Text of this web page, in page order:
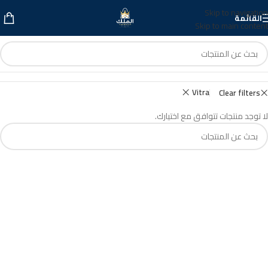
Skip to navigation
Skip to main content
القائمة
Clear filters
Vitra
لا توجد منتجات تتوافق مع اختيارك.